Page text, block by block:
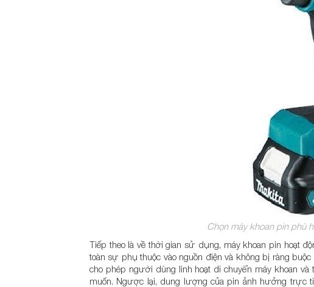
Chọn máy khoan pin phù
Tiếp theo là về thời gian sử dụng, máy khoan pin hoạt
toàn sự phụ thuộc vào nguồn điện và không bị ràng
cho phép người dùng linh hoạt di chuyển máy khoan
muốn. Ngược lại, dung lượng của pin ảnh hưởng trực